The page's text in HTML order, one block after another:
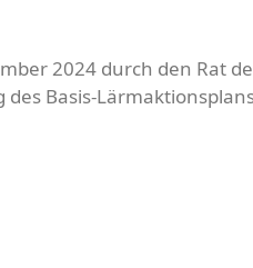
2024 durch den Rat
Basis-